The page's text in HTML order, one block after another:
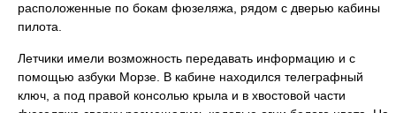
расположенные по бокам фюзеляжа, рядом с дверью кабины
пилота.
Летчики имели возможность передавать информацию и с
помощью азбуки Морзе. В кабине находился телеграфный
ключ, а под правой консолью крыла и в хвостовой части